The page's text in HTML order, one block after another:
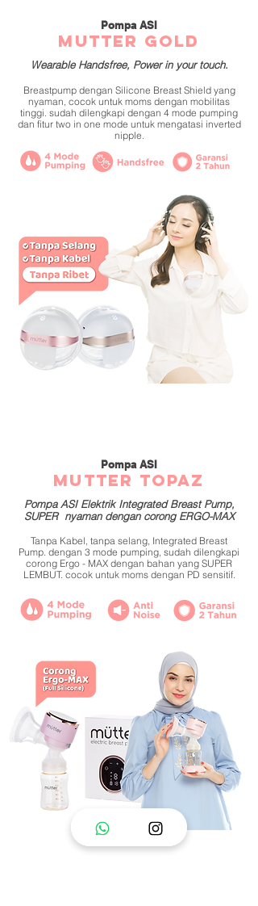
Pompa ASI
MUTTER GOLD
Wearable Handsfree, Power in your touch.
Breastpump dengan Silicone Breast Shield yang
nyaman, cocok untuk moms dengan mobilitas
tinggi. sudah dilengkapi dengan 4 mode pumping
dan fitur two in one mode untuk mengatasi inverted
nipple.
Pompa ASI
MUTTER Topaz
Pompa ASI Elektrik Integrated Breast Pump,
SUPER nyaman dengan corong ERGO-MAX
Tanpa Kabel, tanpa selang, Integrated Breast
Pump. dengan 3 mode pumping, sudah dilengkapi
corong Ergo - MAX dengan bahan yang SUPER
LEMBUT. cocok untuk moms dengan PD sensitif.